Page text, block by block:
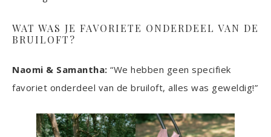
WAT WAS JE FAVORIETE ONDERDEEL VAN DE
BRUILOFT?
Naomi & Samantha: “We hebben geen specifiek
favoriet onderdeel van de bruiloft, alles was geweldig!”